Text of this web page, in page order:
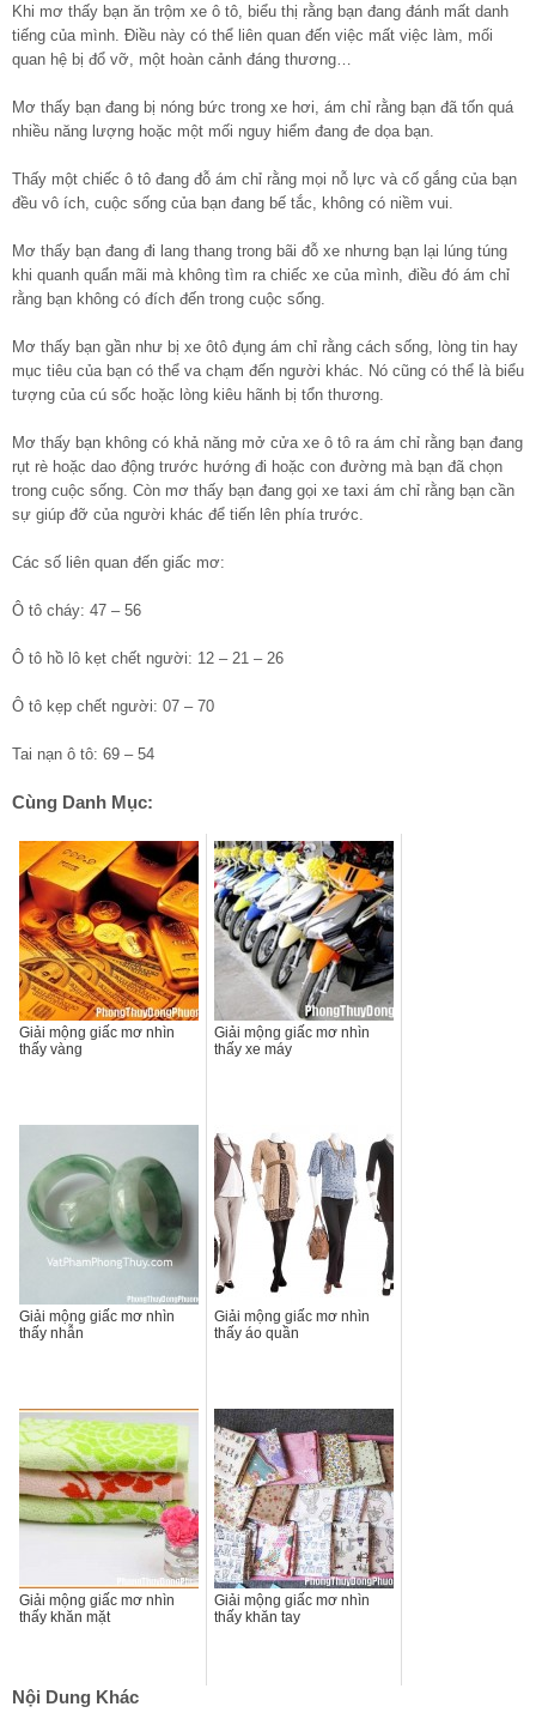
Khi mơ thấy bạn ăn trộm xe ô tô, biểu thị rằng bạn đang đánh mất danh
tiếng của mình. Điều này có thể liên quan đến việc mất việc làm, mối
quan hệ bị đổ vỡ, một hoàn cảnh đáng thương…
Mơ thấy bạn đang bị nóng bức trong xe hơi, ám chỉ rằng bạn đã tốn quá
nhiều năng lượng hoặc một mối nguy hiểm đang đe dọa bạn.
Thấy một chiếc ô tô đang đỗ ám chỉ rằng mọi nỗ lực và cố gắng của bạn
đều vô ích, cuộc sống của bạn đang bế tắc, không có niềm vui.
Mơ thấy bạn đang đi lang thang trong bãi đỗ xe nhưng bạn lại lúng túng
khi quanh quẩn mãi mà không tìm ra chiếc xe của mình, điều đó ám chỉ
rằng bạn không có đích đến trong cuộc sống.
Mơ thấy bạn gần như bị xe ôtô đụng ám chỉ rằng cách sống, lòng tin hay
mục tiêu của bạn có thể va chạm đến người khác. Nó cũng có thể là biểu
tượng của cú sốc hoặc lòng kiêu hãnh bị tổn thương.
Mơ thấy bạn không có khả năng mở cửa xe ô tô ra ám chỉ rằng bạn đang
rụt rè hoặc dao động trước hướng đi hoặc con đường mà bạn đã chọn
trong cuộc sống. Còn mơ thấy bạn đang gọi xe taxi ám chỉ rằng bạn cần
sự giúp đỡ của người khác để tiến lên phía trước.
Các số liên quan đến giấc mơ:
Ô tô cháy: 47 – 56
Ô tô hồ lô kẹt chết người: 12 – 21 – 26
Ô tô kẹp chết người: 07 – 70
Tai nạn ô tô: 69 – 54
Cùng Danh Mục:
Giải mộng giấc mơ nhìn
thấy vàng
Giải mộng giấc mơ nhìn
thấy xe máy
Giải mộng giấc mơ nhìn
thấy nhẫn
Giải mộng giấc mơ nhìn
thấy áo quần
Giải mộng giấc mơ nhìn
thấy khăn mặt
Giải mộng giấc mơ nhìn
thấy khăn tay
Nội Dung Khác